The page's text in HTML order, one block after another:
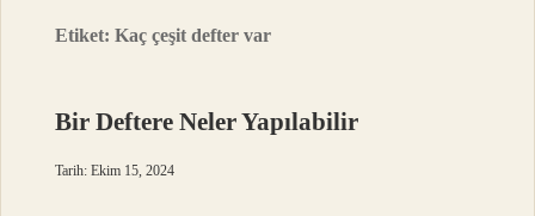
Etiket:Kaç çeşit defter var
Bir Deftere Neler Yapılabilir
Tarih: Ekim 15, 2024